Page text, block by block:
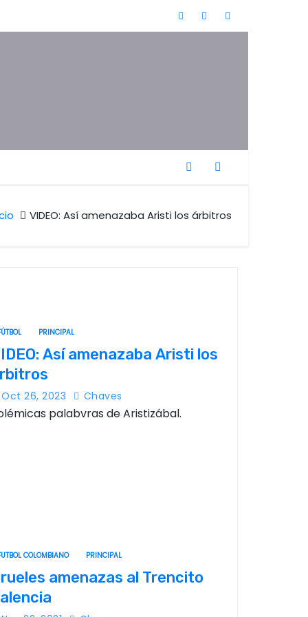
VIDEO: Así amenazaba Aristi los árbitros
PRINCIPAL
Así amenazaba Aristi los
Oct 26, 2023 Chaves
palabvras de Aristizábal.
COLOMBIANO PRINCIPAL
amenazas al Trencito